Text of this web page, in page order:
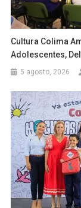
Cultura Colima
Adolescentes,
5 agosto, 2026